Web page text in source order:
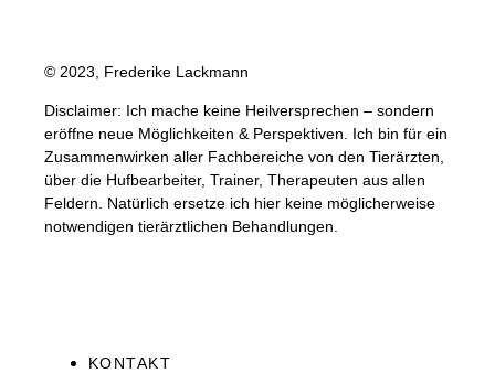
© 2023, Frederike Lackmann
Disclaimer: Ich mache keine Heilversprechen – sondern
eröffne neue Möglichkeiten & Perspektiven. Ich bin für ein
Zusammenwirken aller Fachbereiche von den Tierärzten,
über die Hufbearbeiter, Trainer, Therapeuten aus allen
Feldern. Natürlich ersetze ich hier keine möglicherweise
notwendigen tierärztlichen Behandlungen.
KONTAKT